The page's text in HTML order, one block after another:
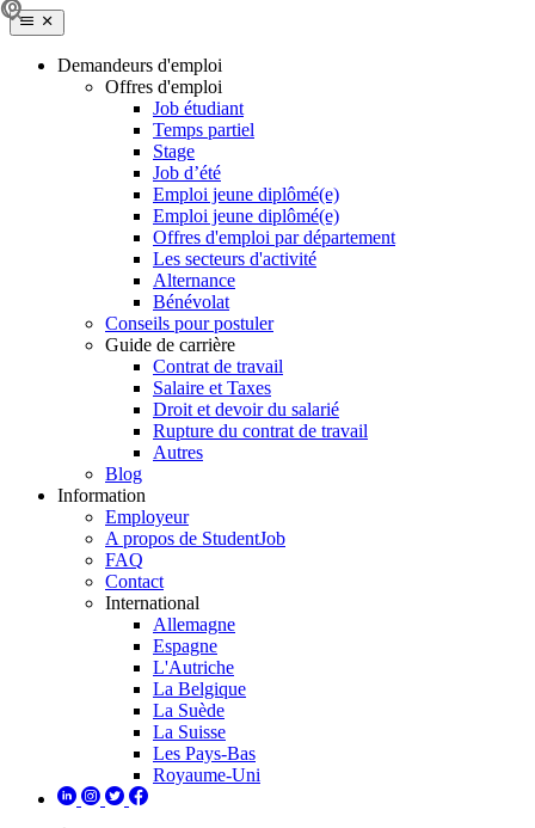
Demandeurs d'emploi
Offres d'emploi
Job étudiant
Temps partiel
Stage
Job d’été
Emploi jeune diplômé(e)
Emploi jeune diplômé(e)
Offres d'emploi par département
Les secteurs d'activité
Alternance
Bénévolat
Conseils pour postuler
Guide de carrière
Contrat de travail
Salaire et Taxes
Droit et devoir du salarié
Rupture du contrat de travail
Autres
Blog
Information
Employeur
A propos de StudentJob
FAQ
Contact
International
Allemagne
Espagne
L'Autriche
La Belgique
La Suède
La Suisse
Les Pays-Bas
Royaume-Uni